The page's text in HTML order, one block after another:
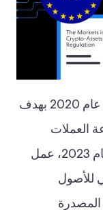
طُرح هذا القانون لأول مرة في عام 2020 بهدف
العملات
المشفرة. ومنذ دخوله حيز التنفيذ في عام 2023، عمل
للأصول
المصدرة